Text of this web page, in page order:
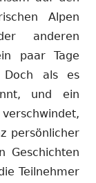
Alpen
anderen
paar Tage
Doch als es
und ein
persönlicher
Geschichten
Teilnehmer